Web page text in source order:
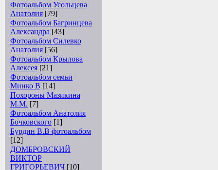
Фотоальбом Усольцева
Анатолия [79]
Фотоальбом Багринцева
Александра [43]
Фотоальбом Силевко
Анатолия [56]
Фотоальбом Крылова
Алексея [21]
Фотоальбом семьи
Минко В [14]
Похороны Мазикина
М.М. [7]
Фотоальбом Анатолия
Бочковского [1]
Бурдин В.В фотоальбом
[12]
ДОМБРОВСКИЙ
ВИКТОР
ГРИГОРЬЕВИЧ [10]